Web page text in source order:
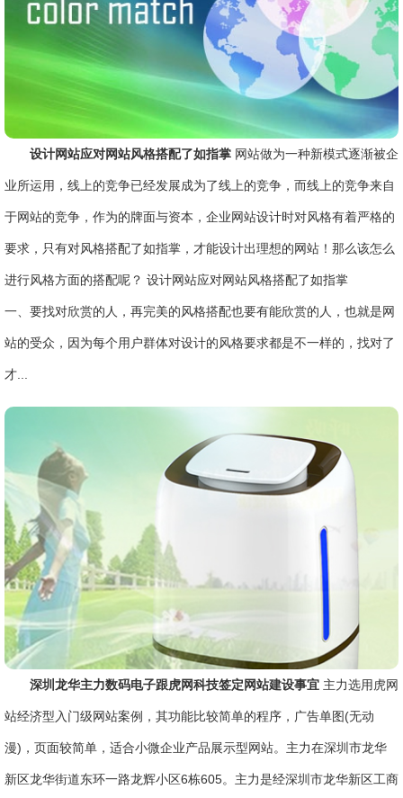
设计网站应对网站风格搭配了如指掌 网站做为一种新模式逐渐被企
业所运用，线上的竞争已经发展成为了线上的竞争，而线上的竞争来自
于网站的竞争，作为的牌面与资本，企业网站设计时对风格有着严格的
要求，只有对风格搭配了如指掌，才能设计出理想的网站！那么该怎么
进行风格方面的搭配呢？ 设计网站应对网站风格搭配了如指掌
一、要找对欣赏的人，再完美的风格搭配也要有能欣赏的人，也就是网
站的受众，因为每个用户群体对设计的风格要求都是不一样的，找对了
才...
深圳龙华主力数码电子跟虎网科技签定网站建设事宜 主力选用虎网
站经济型入门级网站案例，其功能比较简单的程序，广告单图(无动
漫)，页面较简单，适合小微企业产品展示型网站。主力在深圳市龙华
新区龙华街道东环一路龙辉小区6栋605。主力是经深圳市龙华新区工商